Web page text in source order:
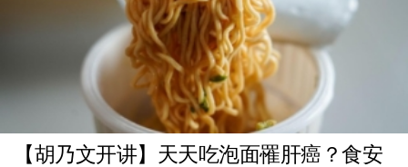
【胡乃文开讲】天天吃泡面罹肝癌？食安